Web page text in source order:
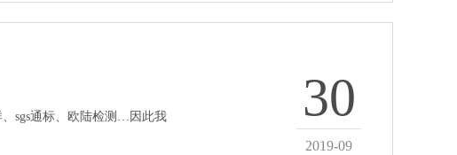
、sgs通标、欧陆检测…因此我
30
2019-09